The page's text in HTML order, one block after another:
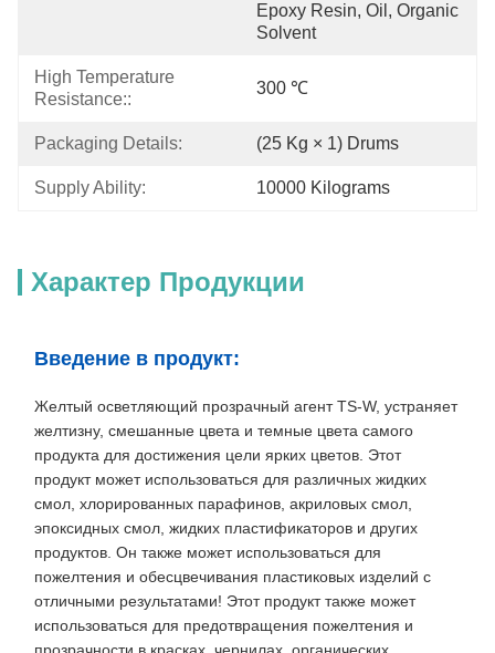
Epoxy Resin, Oil, Organic
Solvent
High Temperature
Resistance::
300 ℃
Packaging Details: (25 Kg × 1) Drums
Supply Ability: 10000 Kilograms
Характер Продукции
Введение в продукт:
Желтый осветляющий прозрачный агент TS-W, устраняет
желтизну, смешанные цвета и темные цвета самого
продукта для достижения цели ярких цветов. Этот
продукт может использоваться для различных жидких
смол, хлорированных парафинов, акриловых смол,
эпоксидных смол, жидких пластификаторов и других
продуктов. Он также может использоваться для
пожелтения и обесцвечивания пластиковых изделий с
отличными результатами! Этот продукт также может
использоваться для предотвращения пожелтения и